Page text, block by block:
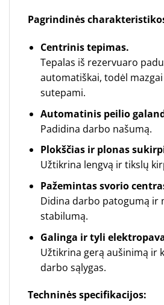
Pagrindinės
Centrinis tepimas.
Tepalas iš rezervuaro
automatiškai, todėl
sutepami.
Automatinis peilio
Padidina darbo našumą.
Plokščias ir plonas
Užtikrina lengvą ir tikslų
Pažemintas svorio
Didina darbo patogumą ir
stabilumą.
Galinga ir tyli
Užtikrina gerą aušinimą ir
darbo sąlygas.
Techninės specifikacijos: